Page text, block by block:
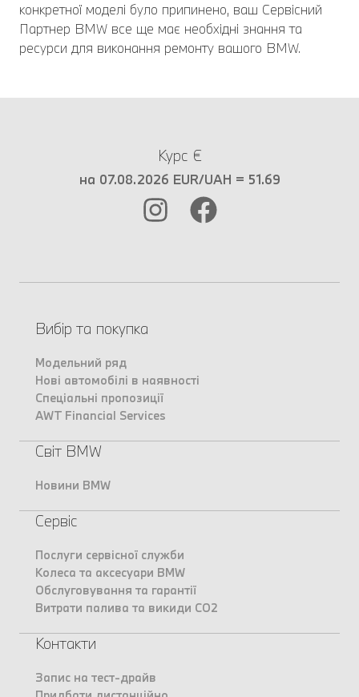
конкретної моделі було припинено, ваш Сервісний
Партнер BMW все ще має необхідні знання та
ресурси для виконання ремонту вашого BMW.
Курс €
на 07.08.2026 EUR/UAH = 51.69
Вибір та покупка
Модельний ряд
Нові автомобілі в наявності
Спеціальні пропозиції
AWT Financial Services
Світ BMW
Новини BMW
Сервіс
Послуги сервісної служби
Колеса та аксесуари BMW
Обслуговування та гарантії
Витрати палива та викиди CO2
Контакти
Запис на тест-драйв